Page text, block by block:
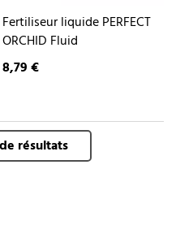
Fertiliseur liquide PERFECT
ORCHID Fluid
8,79 €
résultats